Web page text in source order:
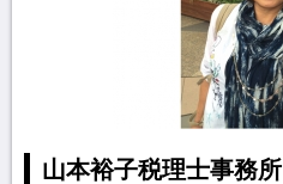
山本裕子税理士事務所